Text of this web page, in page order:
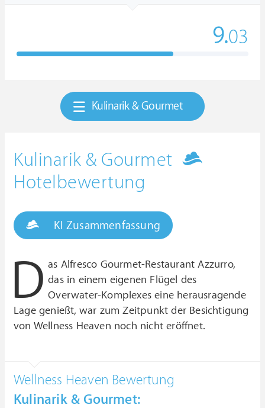
9.03
Kulinarik & Gourmet
Kulinarik & Gourmet
Hotelbewertung
KI Zusammenfassung
D as Alfresco Gourmet-Restaurant Azzurro,
das in einem eigenen Flügel des
Overwater-Komplexes eine herausragende
Lage genießt, war zum Zeitpunkt der Besichtigung
von Wellness Heaven noch nicht eröffnet.
Wellness Heaven Bewertung
Kulinarik & Gourmet: